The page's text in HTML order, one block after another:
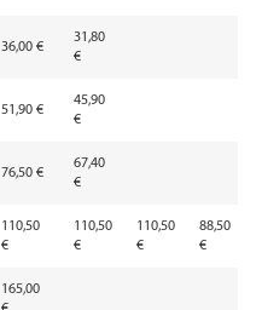
36,00 €
31,80
€
51,90 €
45,90
€
76,50 €
67,40
€
110,50
€
110,50
€
110,50
€
88,50
€
165,00